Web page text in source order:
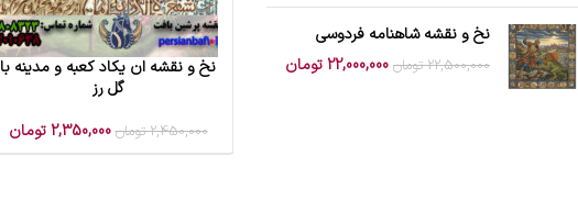
نخ و نقشه شاهنامه فردوسی
22,500,000 تومان 22,000,000تومان افزودن به سبد خرید
نخ و نقشه ان یکاد کعبه و مدینه با
گل رز
2,450,000 تومان 2,350,000 تومان